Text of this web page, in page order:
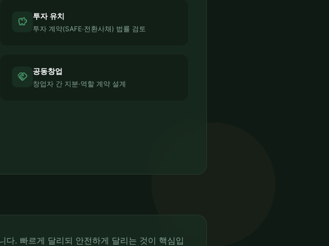
savings 투자 유치
투자 계약(SAFE·전환사채) 법률 검토
handshake 공동창업
창업자 간 지분·역할 계약 설계
다. 빠르게 달리되 안전하게 달리는 것이 핵심입